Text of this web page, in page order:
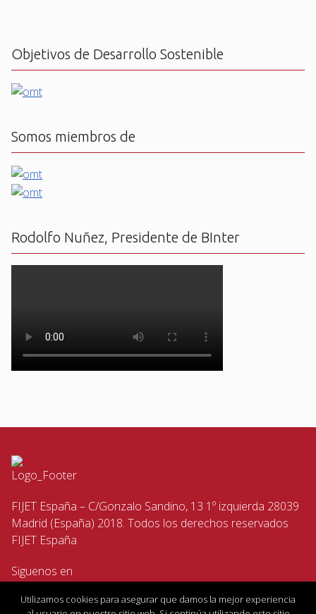
Objetivos de Desarrollo Sostenible
Somos miembros de
Rodolfo Nuñez, Presidente de BInter
FIJET España – C/Gonzalo Sandino, 13 1º izquierda 28039
Madrid (España) 2018. Todos los derechos reservados
FIJET España
Siguenos en
Utilizamos cookies para asegurar que damos la mejor experiencia